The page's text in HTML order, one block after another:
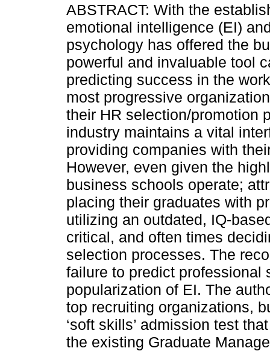
ABSTRACT: With the
emotional intelligence (EI)
psychology has offered the
powerful and invaluable tool
predicting success in the
most progressive
their HR selection/promotion
industry maintains a vital
providing companies with
However, even given the
business schools operate;
placing their graduates with
utilizing an outdated, IQ-
critical, and often times
selection processes. The
failure to predict professional
popularization of EI. The
top recruiting organizations,
‘soft skills’ admission test
the existing Graduate